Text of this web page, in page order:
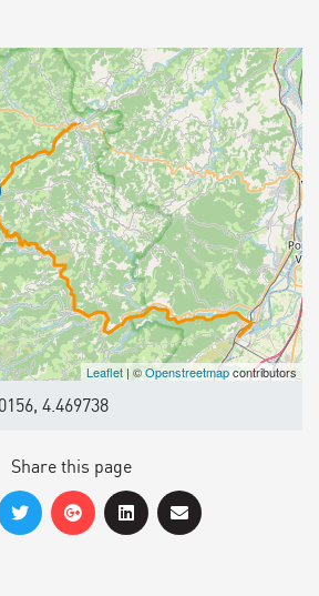
Leaflet | ©Openstreetmapcontributors
4.469738
Share this page